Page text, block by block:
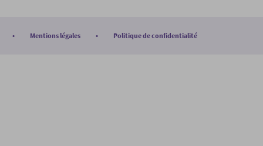
Mentions légales Politique de confidentialité